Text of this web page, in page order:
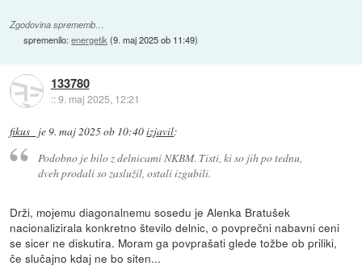
Zgodovina sprememb…
spremenilo:energetik (9. maj 2025 ob 11:49)
133780
::9. maj 2025, 12:21
fikus_ je9. maj 2025 ob 10:40izjavil:
Podobno je bilo z delnicami NKBM. Tisti, ki so jih po tednu,
dveh prodali so zaslužil, ostali izgubili.
Drži, mojemu diagonalnemu sosedu je Alenka Bratušek
nacionalizirala konkretno število delnic, o povprečni nabavni ceni
se sicer ne diskutira. Moram ga povprašati glede tožbe ob priliki,
če slučajno kdaj ne bo siten...